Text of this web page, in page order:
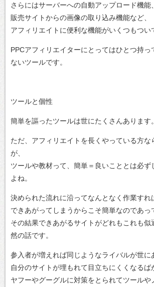
さらにはサーバーへの自動アップロード機能、
販売サイトからの画像の取り込み機能など、
アフィリエイトに便利な機能がいくつもつい
PPCアフィリエイターにとってはひとつ持っ
ないツールです。
ツールと個性
簡単を謳ったツールは世にたくさんあります。
ただ、アフィリエイトを長くやっている方な
が、
ツールや教材って、簡単＝良いこととは必ず
よね。
決められた流れに沿ってなんとなく作業すれ
できあがってしまうからこそ簡単なのであっ
その結果できあがるサイトがどれもこれも似
然の話です。
参入者が増えれば同じようなライバルが世に
自分のサイトが埋もれて目立ちにくくなるば
ヤフーやグーグルに対策をとられてツールや